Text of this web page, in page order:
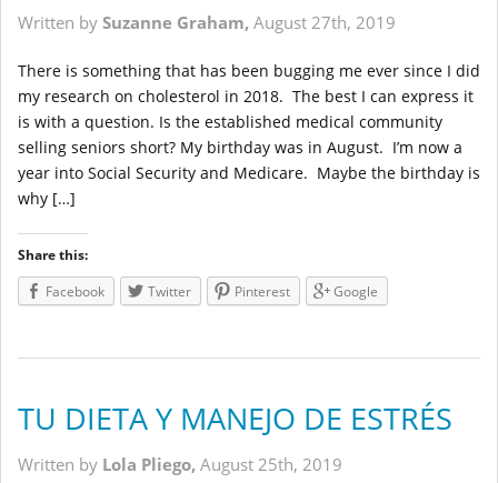
Written by Suzanne Graham, August 27th, 2019
There is something that has been bugging me ever since I did
my research on cholesterol in 2018. The best I can express it
is with a question. Is the established medical community
selling seniors short? My birthday was in August. I’m now a
year into Social Security and Medicare. Maybe the birthday is
why […]
Share this:
Facebook
Twitter Pinterest Google
TU DIETA Y MANEJO DE ESTRÉS
Written by Lola Pliego, August 25th, 2019